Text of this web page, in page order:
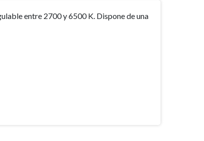
entre 2700 y 6500 K. Dispone de una